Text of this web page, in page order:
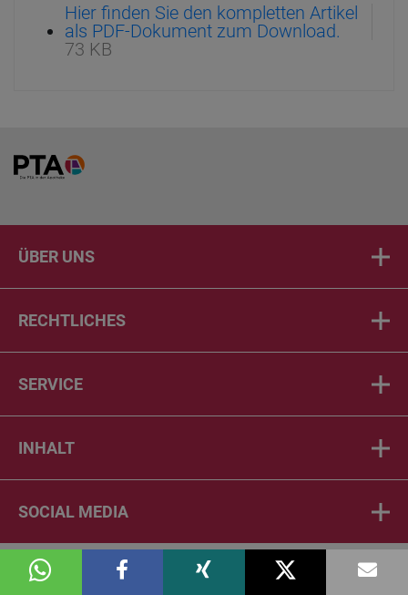
Hier finden Sie den kompletten Artikel
als PDF-Dokument zum Download.
73 KB
Home
ÜBER UNS
RECHTLICHES
SERVICE
INHALT
SOCIAL MEDIA
© 2026 DIE PTA IN DER APOTHEKE